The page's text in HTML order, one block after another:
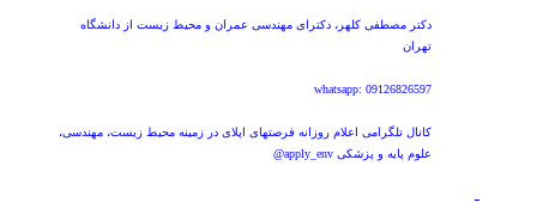
دکتر مصطفی کلهر، دکترای مهندسی عمران و محیط زیست از دانشگاه
تهران
whatsapp: 09126826597
کانال تلگرامی اعلام روزانه فرصتهای اپلای در زمینه محیط زیست، مهندسی،
علوم پایه و پزشکی apply_env@